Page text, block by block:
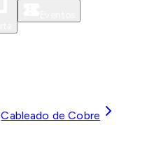
Cableado de Cobre